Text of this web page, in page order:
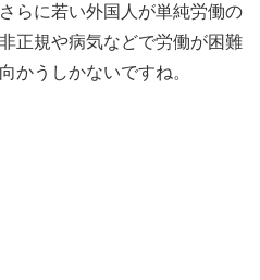
らに若い外国人が単純労働の
正規や病気などで労働が困難
かうしかないですね。